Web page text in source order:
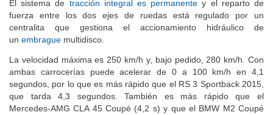
El sistema de tracción integral es permanente y el reparto de
fuerza entre los dos ejes de ruedas está regulado por un
centralita que gestiona el accionamiento hidráulico de
un embrague multidisco.
La velocidad máxima es 250 km/h y, bajo pedido, 280 km/h. Con
ambas carrocerías puede acelerar de 0 a 100 km/h en 4,1
segundos, por lo que es más rápido que el RS 3 Sportback 2015,
que tarda 4,3 segundos. También es más rápido que el
Mercedes-AMG CLA 45 Coupé (4,2 s) y que el BMW M2 Coupé